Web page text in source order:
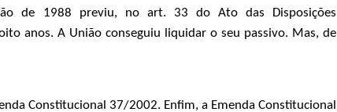
de 1988 previu, no art. 33 do Ato das Disposições
anos. A União conseguiu liquidar o seu passivo. Mas, de
Constitucional 37/2002. Enfim, a Emenda Constitucional